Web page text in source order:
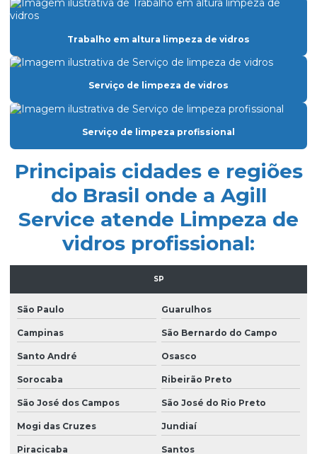
Empresa especializada em limpeza de vidros
Empresa de facilities prediais
Empresa facility serviços gerais
Empresa de lavagem de fachada de vidro
Empresa de limpeza condominio
Empresa de limpeza de fachada de prédio
Empresa de limpeza de fachadas
Empresa de limpeza facility
Empresa de limpeza pós obra
Empresa de limpeza pós obra são paulo
Empresa de limpeza predial
Empresa de limpeza terceirizada
Empresa de limpeza de vidros
Empresa limpeza de vidros em altura
Empresa de limpeza de vidros e fachadas
Trabalho em altura limpeza de vidros
Serviço de limpeza de vidros
Serviço de limpeza profissional
Principais cidades e regiões
do Brasil onde a Agill
Service atende Limpeza de
vidros profissional:
SP
São Paulo Guarulhos
Campinas São Bernardo do Campo
Santo André Osasco
Sorocaba Ribeirão Preto
São José dos Campos São José do Rio Preto
Mogi das Cruzes Jundiaí
Piracicaba Santos